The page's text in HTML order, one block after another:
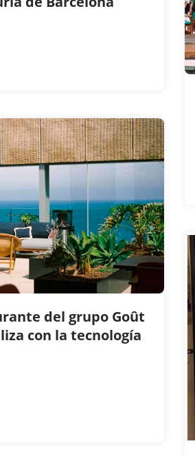
del grupo Goût
con la tecnología